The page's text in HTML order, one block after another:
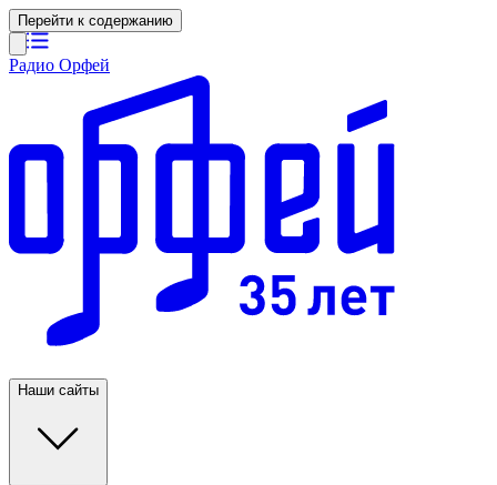
Перейти к содержанию
Радио Орфей
Наши сайты